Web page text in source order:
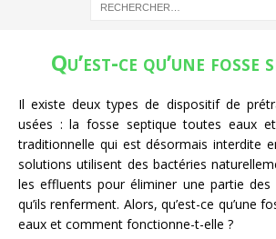
Qu’est-ce qu’une fosse
Il existe deux types de dispositif de
usées : la fosse septique toutes eaux
traditionnelle qui est désormais interdite
solutions utilisent des bactéries
les effluents pour éliminer une partie des
qu’ils renferment. Alors, qu’est-ce qu’une
eaux et comment fonctionne-t-elle ?